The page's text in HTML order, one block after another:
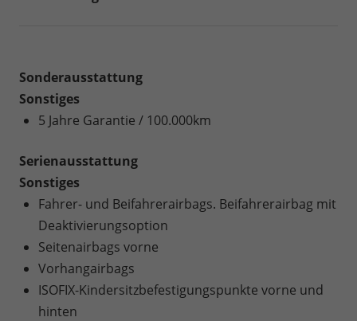
Sonderausstattung
Sonstiges
5 Jahre Garantie / 100.000km
Serienausstattung
Sonstiges
Fahrer- und Beifahrerairbags. Beifahrerairbag mit
Deaktivierungsoption
Seitenairbags vorne
Vorhangairbags
ISOFIX-Kindersitzbefestigungspunkte vorne und
hinten